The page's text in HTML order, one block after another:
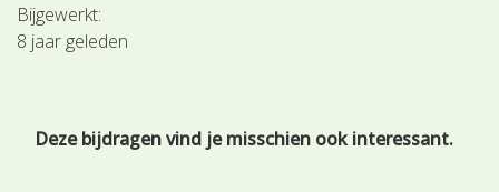
Bijgewerkt:
8 jaar geleden
Deze bijdragen vind je misschien ook interessant.